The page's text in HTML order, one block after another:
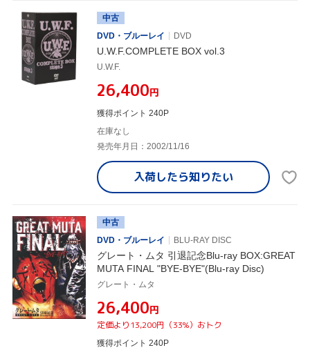
中古
DVD・ブルーレイ
DVD
U.W.F.COMPLETE BOX vol.3
U.W.F.
¥26,400円
獲得ポイント 240P
在庫なし
発売年月日：2002/11/16
入荷したら知りたい
中古
DVD・ブルーレイ
BLU-RAY DISC
グレート・ムタ 引退記念Blu-ray BOX:GREAT
MUTA FINAL "BYE-BYE"(Blu-ray Disc)
グレート・ムタ
¥26,400円
定価より13,200円（33%）おトク
獲得ポイント 240P